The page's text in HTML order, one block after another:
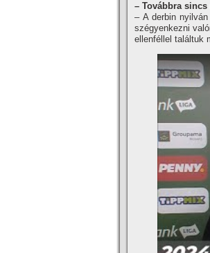
– Továbbra
– A derbin
szégyenkezni
ellenféllel találtuk